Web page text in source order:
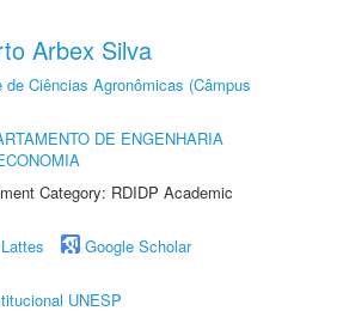
Arbex Silva
de Ciências Agronômicas (Câmpus
DE ENGENHARIA
Category: RDIDP Academic
Google Scholar
UNESP